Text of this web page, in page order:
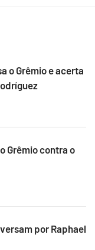
o Grêmio e acerta
Grêmio contra o
por Raphael